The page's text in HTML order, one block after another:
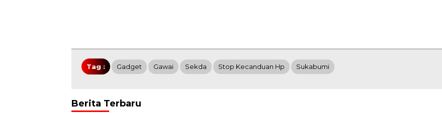
Tag : Gadget Gawai Sekda Stop Kecanduan Hp Sukabumi
Berita Terbaru